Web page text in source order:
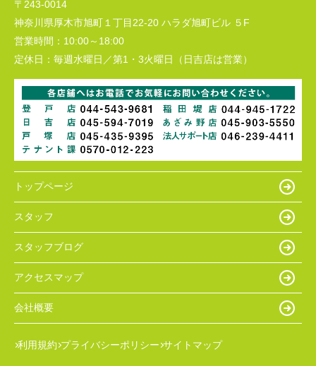
〒243-0014
神奈川県厚木市旭町１丁目22-20 ハラダ旭町ビル ５F
営業時間： 10:00～18:00
定休日： 毎週水曜日／第1・3火曜日（日吉店は営業）
トップページ
スタッフ
スタッフブログ
アクセスマップ
会社概要
利用規約 プライバシーポリシー サイトマップ